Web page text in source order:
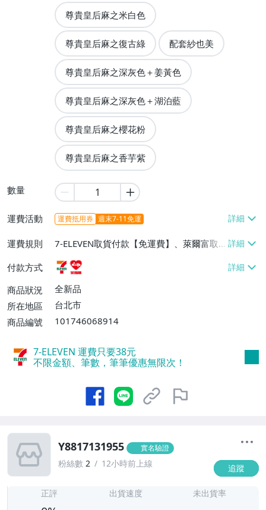
尊貴皇后麻之米白色
尊貴皇后麻之復古綠 配套紗也美
尊貴皇后麻之深灰色＋姜黃色
尊貴皇后麻之深灰色＋湖泊藍
尊貴皇后麻之櫻花粉
尊貴皇后麻之香芋紫
數量
運費活動 運費抵用券 週末7-11免運
運費規則
7-ELEVEN取貨付款【免運費】、萊爾富取
貨付款【免運費】
付款方式
商品狀況
全新品
所在地區
台北市
商品編號
101746068914
7-ELEVEN 運費只要38元
不限金額、筆數，筆筆優惠無限次！
Y8817131955 實名驗證
粉絲數 2 12小時前上線 追蹤
正評 出貨速度 未出貨率